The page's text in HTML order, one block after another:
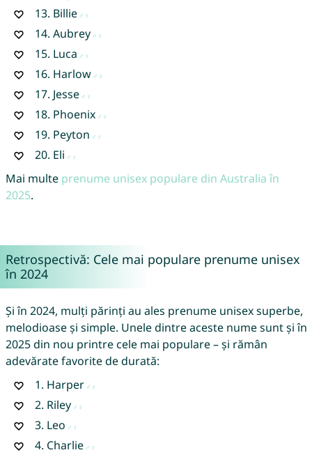
13. Billie
14. Aubrey
15. Luca
16. Harlow
17. Jesse
18. Phoenix
19. Peyton
20. Eli
Mai multe prenume unisex populare din Australia în
2025.
Retrospectivă: Cele mai populare prenume unisex
în 2024
Și în 2024, mulți părinți au ales prenume unisex superbe,
melodioase și simple. Unele dintre aceste nume sunt și în
2025 din nou printre cele mai populare – și rămân
adevărate favorite de durată:
1. Harper
2. Riley
3. Leo
4. Charlie